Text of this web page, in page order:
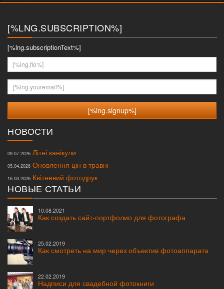
[%LNG.SUBSCRIPTION%]
[%lng.subscriptionText%]
[%lng.fio%]
[%lng.youremail%]
НОВОСТИ
09.07.2026 Літні канікули
05.04.2026 Оновлення цін в травні
16.03.2026 Квітневий фотодрук
НОВЫЕ СТАТЬИ
10.08.2021
Как создать сайт-портфолио для фотографа
25.02.2019
Как смотреть на мир через объектив фотоаппарата
22.02.2019
Надписи для свадебной фотокниги